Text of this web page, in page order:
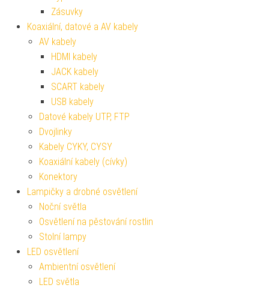
Zásuvky
Koaxiální, datové a AV kabely
AV kabely
HDMI kabely
JACK kabely
SCART kabely
USB kabely
Datové kabely UTP, FTP
Dvojlinky
Kabely CYKY, CYSY
Koaxiální kabely (cívky)
Konektory
Lampičky a drobné osvětlení
Noční světla
Osvětlení na pěstování rostlin
Stolní lampy
LED osvětlení
Ambientní osvětlení
LED světla